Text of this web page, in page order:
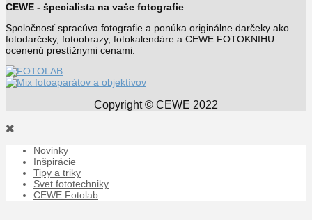
CEWE - špecialista na vaše fotografie
Spoločnosť spracúva fotografie a ponúka originálne darčeky ako
fotodarčeky, fotoobrazy, fotokalendáre a CEWE FOTOKNIHU
ocenenú prestížnymi cenami.
Copyright © CEWE 2022
Novinky
Inšpirácie
Tipy a triky
Svet fototechniky
CEWE Fotolab